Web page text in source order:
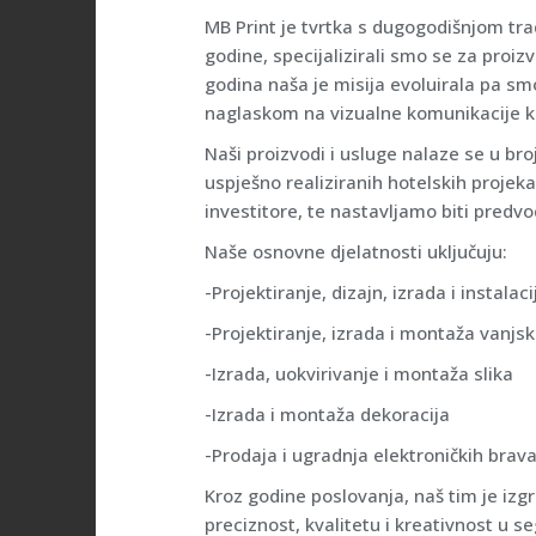
MB Print je tvrtka s dugogodišnjom
godine, specijalizirali smo se za
godina naša je misija evoluirala pa
naglaskom na vizualne komunikacije
Naši proizvodi i usluge nalaze se u
uspješno realiziranih hotelskih
investitore, te nastavljamo biti
Naše osnovne djelatnosti uključuju:
-Projektiranje, dizajn, izrada i
-Projektiranje, izrada i montaža
-Izrada, uokvirivanje i montaža slika
-Izrada i montaža dekoracija
-Prodaja i ugradnja elektroničkih
Kroz godine poslovanja, naš tim je
preciznost, kvalitetu i kreativnost u